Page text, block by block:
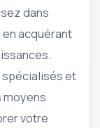
dans
acquérant
spécialisés et
moyens
votre